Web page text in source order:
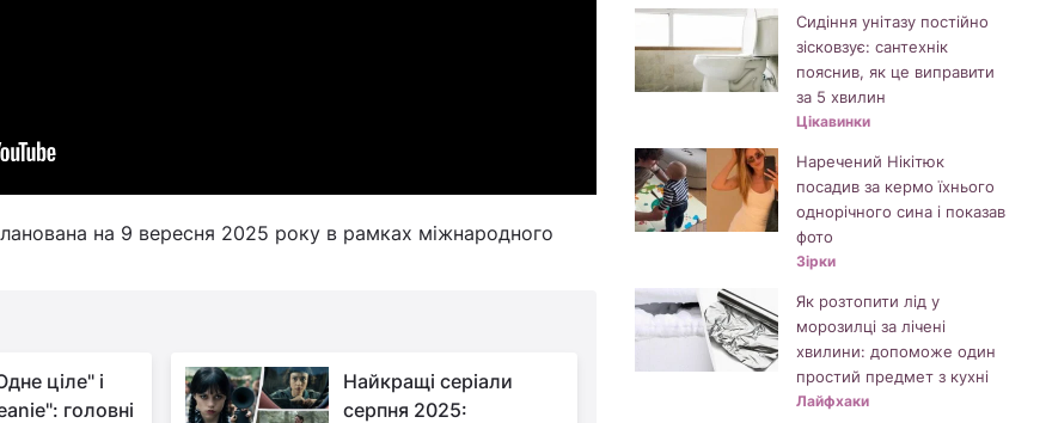
на 9 вересня 2025 року в рамках міжнародного
ціле" і
головні
Найкращі серіали
серпня 2025:
Сидіння унітазу постійно
зісковзує: сантехнік
пояснив, як це виправити
за 5 хвилин
Цікавинки
Наречений Нікітюк
посадив за кермо їхнього
однорічного сина і показав
фото
Зірки
Як розтопити лід у
морозилці за лічені
хвилини: допоможе один
простий предмет з кухні
Лайфхаки